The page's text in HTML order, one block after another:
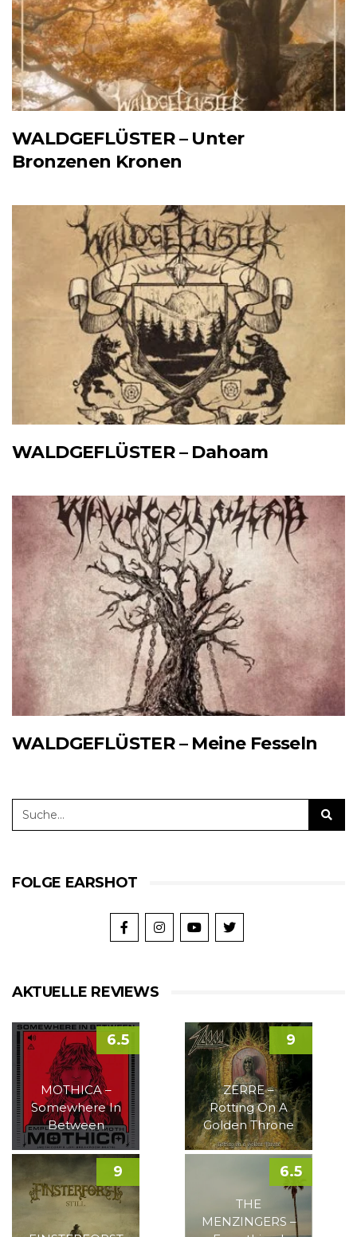
WALDGEFLÜSTER – Unter
Bronzenen Kronen
WALDGEFLÜSTER – Dahoam
WALDGEFLÜSTER – Meine Fesseln
FOLGE EARSHOT
AKTUELLE REVIEWS
MOTHICA –
Somewhere In
Between
6.5
ZERRE –
Rotting On A
Golden Throne
9
9
THE
MENZINGERS –
6.5